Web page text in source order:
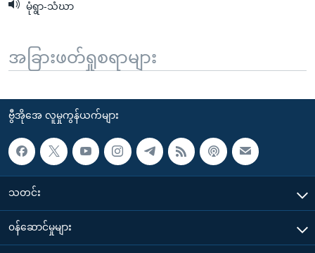
မုံရွာ-သံဃာ
အခြားဖတ်ရှုစရာများ
ဗွီအိုအေ လူမှုကွန်ယက်များ
သတင်း
၀န်ဆောင်မှုများ